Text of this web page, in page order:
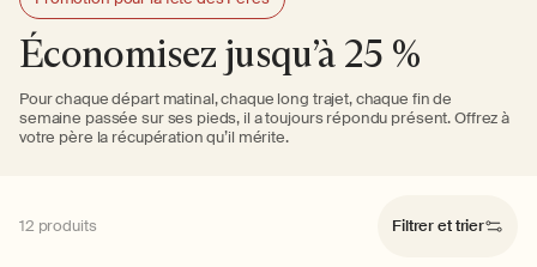
Économisez jusqu’à 25 %
Pour chaque départ matinal, chaque long trajet, chaque fin de
semaine passée sur ses pieds, il a toujours répondu présent. Offrez à
votre père la récupération qu’il mérite.
12 produits Filtrer et trier